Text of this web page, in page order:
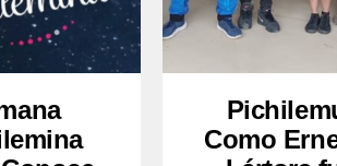
Como